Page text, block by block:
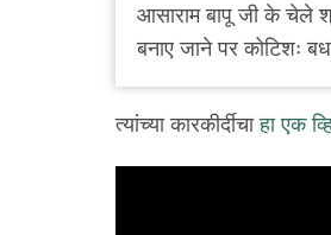
आसाराम बापू जी के चेले
बनाए जाने पर कोटिशः
त्यांच्या कारकीर्दीचाहा एक